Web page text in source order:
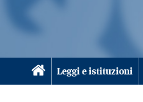
Leggi e istituzioni